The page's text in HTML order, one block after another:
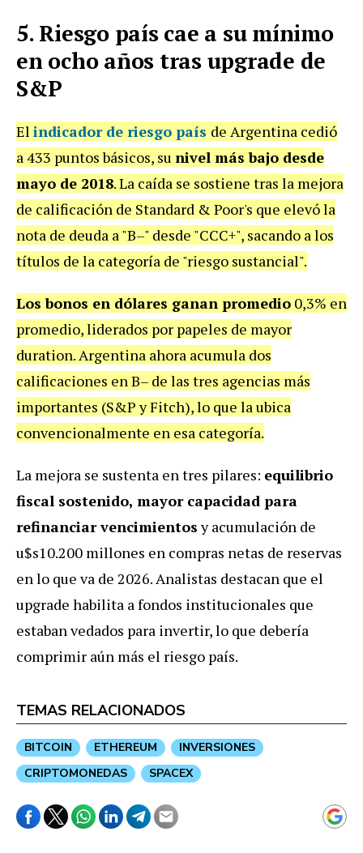
5. Riesgo país cae a su mínimo
en ocho años tras upgrade de
S&P
El indicador de riesgo país de Argentina cedió
a 433 puntos básicos, su nivel más bajo desde
mayo de 2018. La caída se sostiene tras la mejora
de calificación de Standard & Poor's que elevó la
nota de deuda a "B–" desde "CCC+", sacando a los
títulos de la categoría de "riesgo sustancial".
Los bonos en dólares ganan promedio 0,3% en
promedio, liderados por papeles de mayor
duration. Argentina ahora acumula dos
calificaciones en B– de las tres agencias más
importantes (S&P y Fitch), lo que la ubica
convencionalmente en esa categoría.
La mejora se sustenta en tres pilares: equilibrio
fiscal sostenido, mayor capacidad para
refinanciar vencimientosy acumulación de
u$s10.200 millones en compras netas de reservas
en lo que va de 2026. Analistas destacan que el
upgrade habilita a fondos institucionales que
estaban vedados para invertir, lo que debería
comprimir aún más el riesgo país.
TEMAS RELACIONADOS
BITCOIN ETHEREUM
INVERSIONES
CRIPTOMONEDAS
SPACEX